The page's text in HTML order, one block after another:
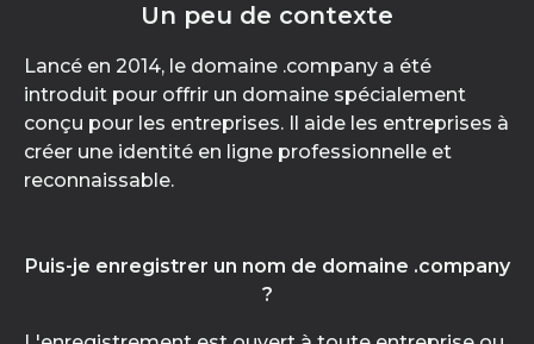
Un peu de contexte
Lancé en 2014, le domaine .company a été
introduit pour offrir un domaine spécialement
conçu pour les entreprises. Il aide les entreprises à
créer une identité en ligne professionnelle et
reconnaissable.
Puis-je enregistrer un nom de domaine .company
?